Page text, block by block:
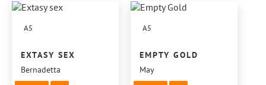
A5
EXTASY SEX
Bernadetta
A5
EMPTY GOLD
May